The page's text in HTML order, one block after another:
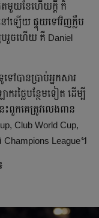
ត​មួយ​ខែ​ហើយ​ក្ដី​ ក៏​
ៅ​ឡើយ​​​ ផ្ទុយ​ទៅ​វិញ​ក្លឹប​
ប​រួច​ហើយ គឺ​ Daniel
ៅ​បាន​ប្រាប់​អ្នក​សារ
ថ្លៃ​​បន្ថែម​ទៀត​ ដើម្បី​
ពួកគេ​ត្រូវ​លេង​ពាន​
Club World Cup,
Champions League។